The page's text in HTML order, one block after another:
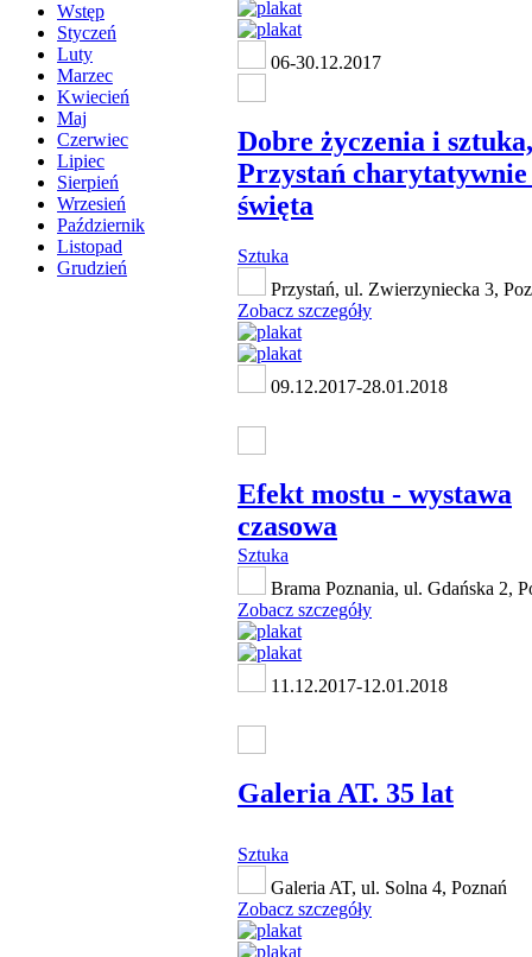
Wstęp
Styczeń
Luty
Marzec
Kwiecień
Maj
Czerwiec
Lipiec
Sierpień
Wrzesień
Październik
Listopad
Grudzień
06-30.12.2017
Dobre życzenia i
Przystań charytatywnie
święta
Sztuka
Przystań, ul. Zwierzyniecka 3,
Zobacz szczegóły
09.12.2017-28.01.2018
Efekt mostu - wystawa
czasowa
Sztuka
Brama Poznania, ul. Gdańska 2,
Zobacz szczegóły
11.12.2017-12.01.2018
Galeria AT. 35 lat
Sztuka
Galeria AT, ul. Solna 4, Poznań
Zobacz szczegóły